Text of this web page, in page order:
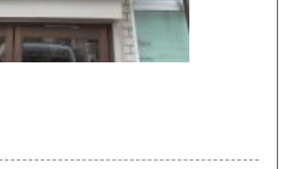
長崎県
でなくCD、DVD、レコード、
であらゆるものの買い取りがで
張費は、無料です。